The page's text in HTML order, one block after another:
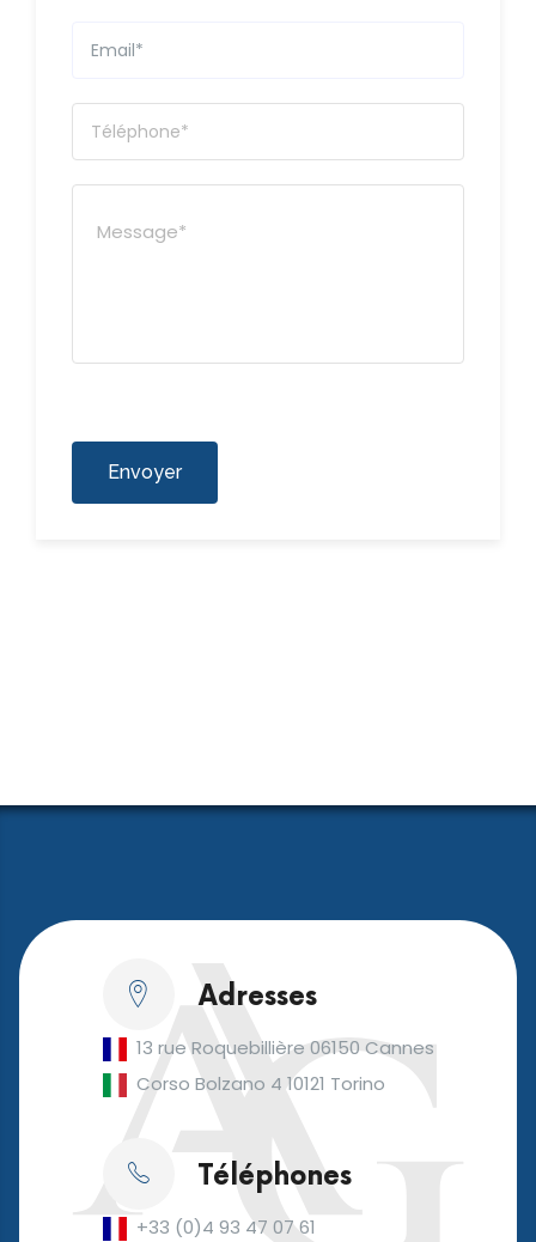
Envoyer
Adresses
13 rue Roquebillière 06150 Cannes
Corso Bolzano 4 10121 Torino
Téléphones
+33 (0)4 93 47 07 61